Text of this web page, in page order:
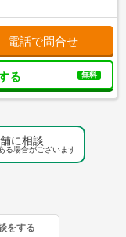
電話で問合せ
る 無料
に相談
る場合がございます
をする